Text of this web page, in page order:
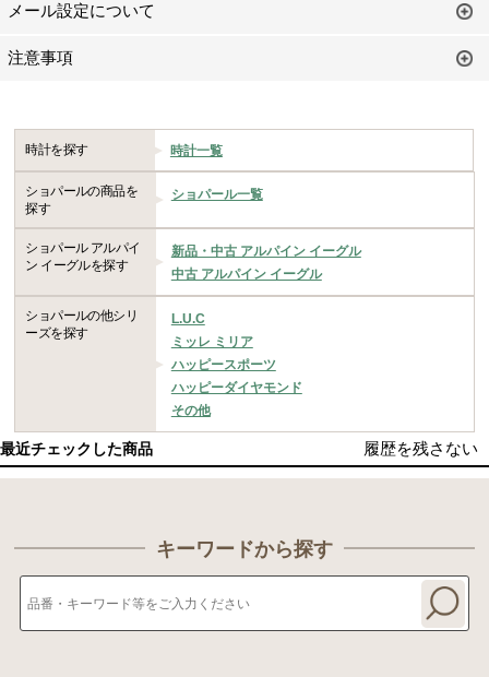
メール設定について
注意事項
時計を探す 時計一覧
ショパールの商品を
探す
ショパール一覧
ショパール アルパイ
ン イーグルを探す
新品・中古 アルパイン イーグル
中古 アルパイン イーグル
ショパールの他シリ
ーズを探す
L.U.C
ミッレ ミリア
ハッピースポーツ
ハッピーダイヤモンド
その他
最近チェックした商品 履歴を残さない
キーワードから探す